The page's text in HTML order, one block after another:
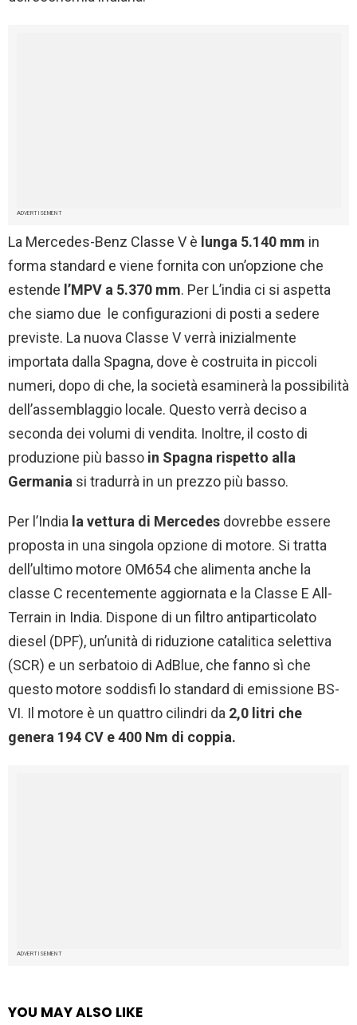
ADVERTISEMENT
La Mercedes-Benz Classe V è lunga 5.140 mm in
forma standard e viene fornita con un’opzione che
estende l’MPV a 5.370 mm. Per L’india ci si aspetta
che siamo due le configurazioni di posti a sedere
previste. La nuova Classe V verrà inizialmente
importata dalla Spagna, dove è costruita in piccoli
numeri, dopo di che, la società esaminerà la possibilità
dell’assemblaggio locale. Questo verrà deciso a
seconda dei volumi di vendita. Inoltre, il costo di
produzione più basso in Spagna rispetto alla
Germania si tradurrà in un prezzo più basso.
Per l’India la vettura di Mercedes dovrebbe essere
proposta in una singola opzione di motore. Si tratta
dell’ultimo motore OM654 che alimenta anche la
classe C recentemente aggiornata e la Classe E All-
Terrain in India. Dispone di un filtro antiparticolato
diesel (DPF), un’unità di riduzione catalitica selettiva
(SCR) e un serbatoio di AdBlue, che fanno sì che
questo motore soddisfi lo standard di emissione BS-
VI. Il motore è un quattro cilindri da 2,0 litri che
genera 194 CV e 400 Nm di coppia.
ADVERTISEMENT
YOU MAY ALSO LIKE